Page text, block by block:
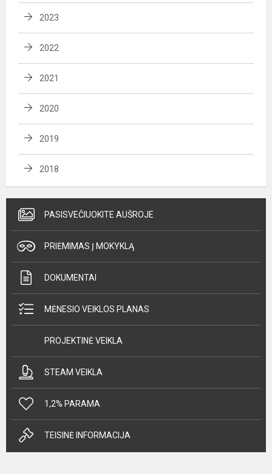
2023
2022
2021
2020
2019
2018
PASISVEČIUOKITE AUŠROJE
PRIĖMIMAS Į MOKYKLĄ
DOKUMENTAI
MĖNESIO VEIKLOS PLANAS
PROJEKTINĖ VEIKLA
STEAM VEIKLA
1,2% PARAMA
TEISINĖ INFORMACIJA